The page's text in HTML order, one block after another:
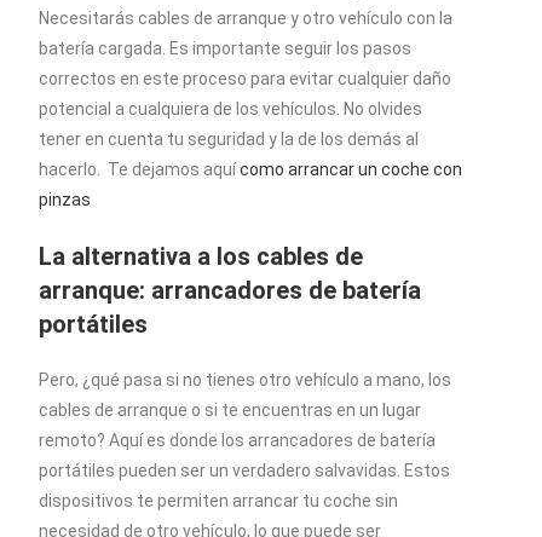
Necesitarás cables de arranque y otro vehículo con la
batería cargada. Es importante seguir los pasos
correctos en este proceso para evitar cualquier daño
potencial a cualquiera de los vehículos. No olvides
tener en cuenta tu seguridad y la de los demás al
hacerlo. Te dejamos aquícomo arrancar un coche con
pinzas
La alternativa a los cables de
arranque: arrancadores de batería
portátiles
Pero, ¿qué pasa si no tienes otro vehículo a mano, los
cables de arranque o si te encuentras en un lugar
remoto? Aquí es donde los arrancadores de batería
portátiles pueden ser un verdadero salvavidas. Estos
dispositivos te permiten arrancar tu coche sin
necesidad de otro vehículo, lo que puede ser